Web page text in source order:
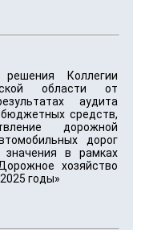
Коллегии
области от
аудита
средств,
дорожной
дорог
значения в рамках
хозяйство
годы»